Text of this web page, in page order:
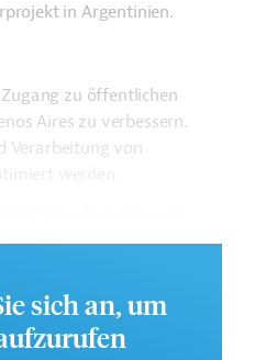
in Argentinien.
zu öffentlichen
Aires zu verbessern.
Verarbeitung von
der IDB
.
Geschäftsanbahnung.
sich an, um